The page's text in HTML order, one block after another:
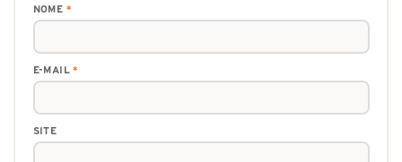
NOME *
E-MAIL*
SITE